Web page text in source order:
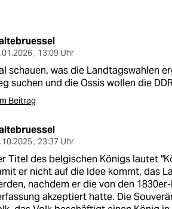
, 13:09 Uhr
schauen, was die Landtagswahlen
suchen und die Ossis wollen die
Beitrag
, 23:37 Uhr
Titel des belgischen Königs lautet
er nicht auf die Idee kommt, das
nachdem er die von den
akzeptiert hatte. Die